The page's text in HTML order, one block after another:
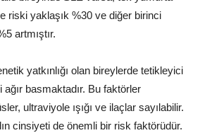
riski yaklaşık %30 ve diğer birinci
artmıştır.
yatkınlığı olan bireylerde tetikleyici
ağır basmaktadır. Bu faktörler
ultraviyole ışığı ve ilaçlar sayılabilir.
cinsiyeti de önemli bir risk faktörüdür.